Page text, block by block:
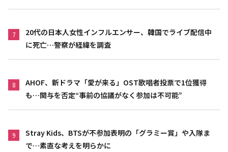
7
20代の日本人女性インフルエンサー、韓国でライブ配信中
に死亡…警察が経緯を調査
8
AHOF、新ドラマ「愛が来る」OST歌唱者投票で1位獲得
も…関与を否定“事前の協議がなく参加は不可能”
9
Stray Kids、BTSが不参加表明の「グラミー賞」や入隊ま
で…素直な考えを明らかに